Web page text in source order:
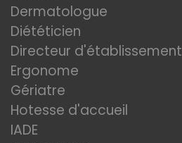
Dermatologue
Diététicien
Directeur d'établissement
Ergonome
Gériatre
Hotesse d'accueil
IADE